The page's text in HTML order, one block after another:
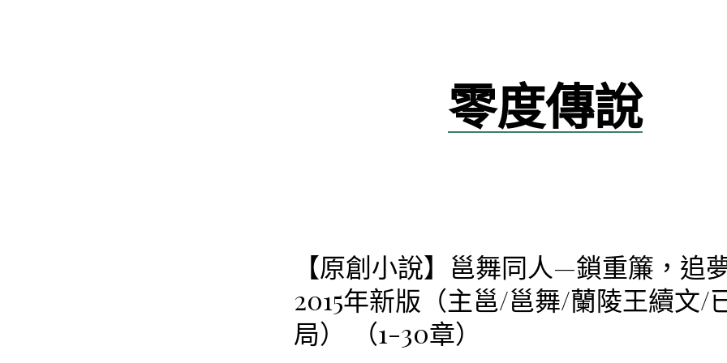
零度傳說
【原創小說】邕舞同人—鎖重簾，追
2015年新版（主邕/邕舞/蘭陵王續文/
局） （1-30章）